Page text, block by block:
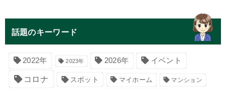
話題のキーワード
2022年 2023年 2026年 イベント
コロナ スポット マイホーム マンション